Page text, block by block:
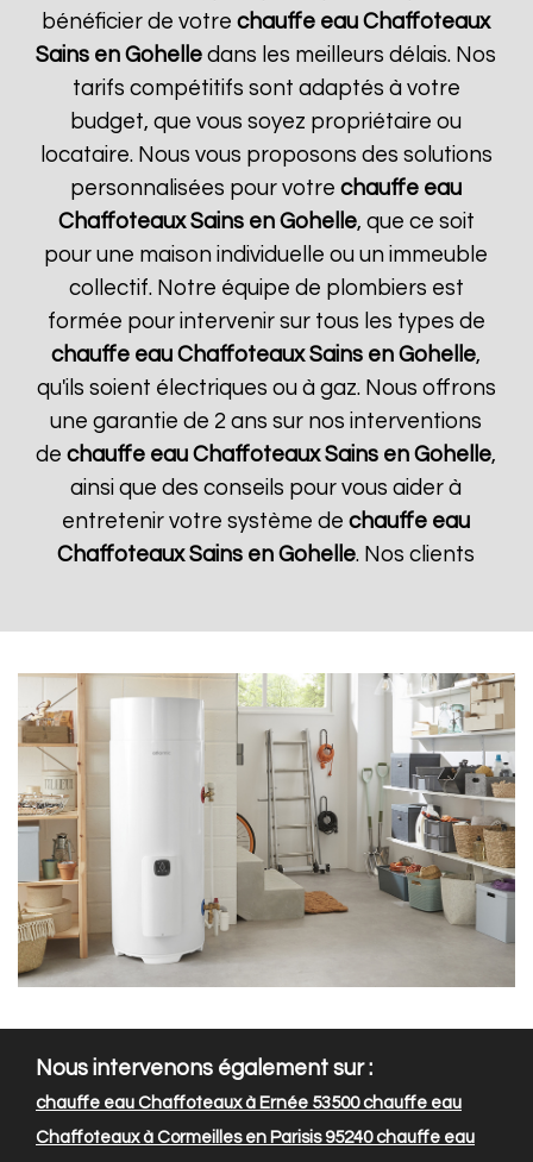
bénéficier de votrechauffe eau Chaffoteaux
Sains en Gohelle dans les meilleurs délais. Nos
tarifs compétitifs sont adaptés à votre
budget, que vous soyez propriétaire ou
locataire. Nous vous proposons des solutions
personnalisées pour votrechauffe eau
Chaffoteaux Sains en Gohelle, que ce soit
pour une maison individuelle ou un immeuble
collectif. Notre équipe de plombiers est
formée pour intervenir sur tous les types de
chauffe eau Chaffoteaux Sains en Gohelle,
qu'ils soient électriques ou à gaz. Nous offrons
une garantie de 2 ans sur nos interventions
dechauffe eau Chaffoteaux Sains en Gohelle,
ainsi que des conseils pour vous aider à
entretenir votre système dechauffe eau
Chaffoteaux Sains en Gohelle. Nos clients
Nous intervenons également sur :
chauffe eau Chaffoteaux à Ernée 53500chauffe eau
Chaffoteaux à Cormeilles en Parisis 95240chauffe eau